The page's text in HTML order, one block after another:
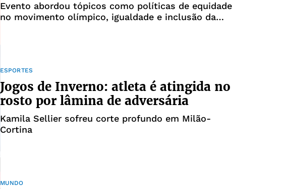
Evento abordou tópicos como políticas de equidade
no movimento olímpico, igualdade e inclusão da
ESPORTES
Jogos de Inverno: atleta é atingida no
rosto por lâmina de adversária
Kamila Sellier sofreu corte profundo em Milão-
Cortina
MUNDO